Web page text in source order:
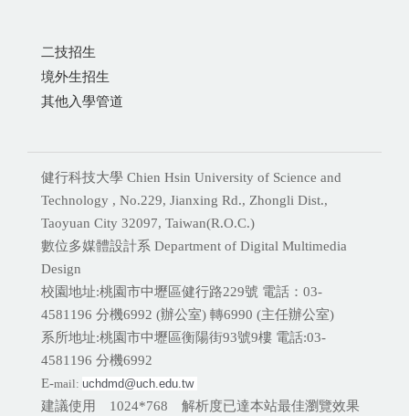
二技招生
境外生招生
其他入學管道
健行科技大學 Chien Hsin University of Science and
Technology , No.229, Jianxing Rd., Zhongli Dist.,
Taoyuan City 32097, Taiwan(R.O.C.)
數位多媒體設計系 Department of Digital Multimedia
Design
校園地址:桃園市中壢區健行路229號 電話：03-
4581196 分機6992 (辦公室) 轉6990 (主任辦公室)
系所地址:桃園市中壢區衡陽街93號9樓 電話:03-
4581196 分機6992
E-mail: uchdmd@uch.edu.tw
建議使用 1024*768 解析度已達本站最佳瀏覽效果